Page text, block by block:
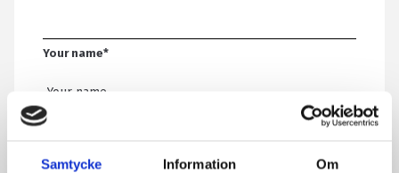
Samtycke Information Om
Your name*
Email